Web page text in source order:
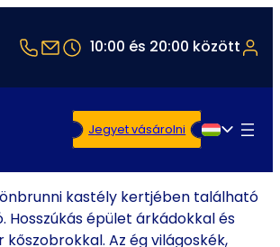
+43 1 5321514
office@timetravel-vienna.at
10:00 és 20:00 között
Magyar
Jegyet vásárolni